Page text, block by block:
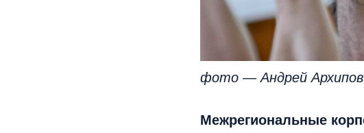
фото — Андрей Архипов
Межрегиональные